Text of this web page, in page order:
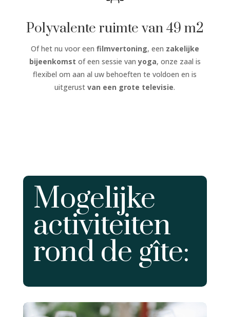
Polyvalente ruimte van 49 m2
Of het nu voor een filmvertoning, een zakelijke
bijeenkomst of een sessie vanyoga, onze zaal is
flexibel om aan al uw behoeften te voldoen en is
uitgerustvan een grote televisie.
Mogelijke
activiteiten
rond de gîte: